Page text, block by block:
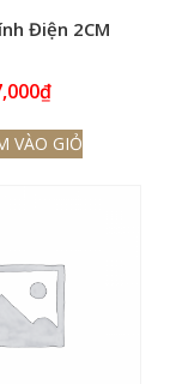
Điện 2CM
₫
VÀO GIỎ